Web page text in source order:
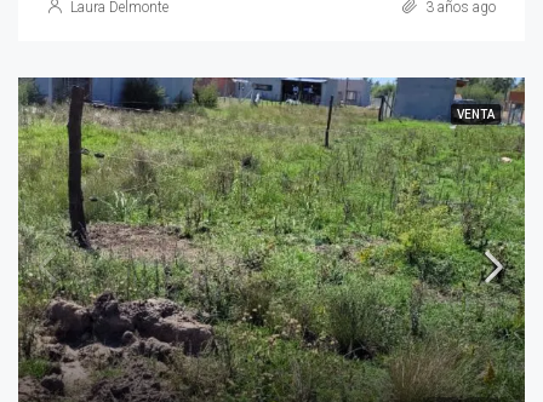
Laura Delmonte 3 años ago
VENTA